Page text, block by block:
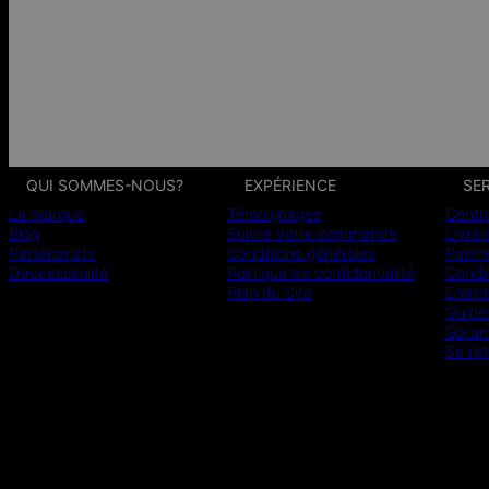
QUI SOMMES-NOUS?
La marque
Blog
Partenariats
D’accessibilité
EXPÉRIENCE
Témoignages
Suivre votre commande
Conditions générales
Politique de confidentialité
Plan du Site
Se